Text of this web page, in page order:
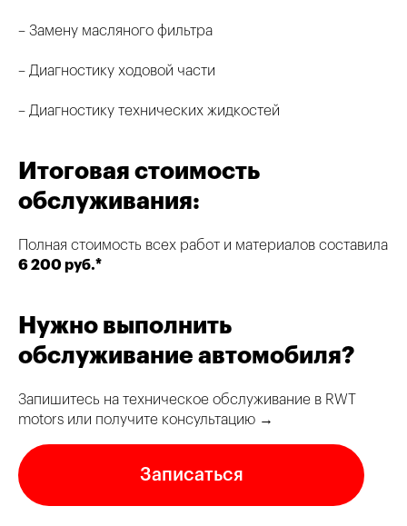
– Замену масляного фильтра
– Диагностику ходовой части
– Диагностику технических жидкостей
Итоговая стоимость
обслуживания:
Полная стоимость всех работ и материалов составила
6 200 руб.*
Нужно выполнить
обслуживание автомобиля?
Запишитесь на техническое обслуживание в RWT
motors или получите консультацию →
Записаться